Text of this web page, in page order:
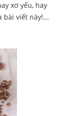
xơ yếu, hay
bài viết này!...